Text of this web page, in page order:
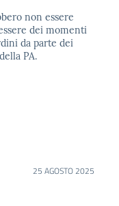
non essere
dei momenti
da parte dei
PA.
25 AGOSTO 2025